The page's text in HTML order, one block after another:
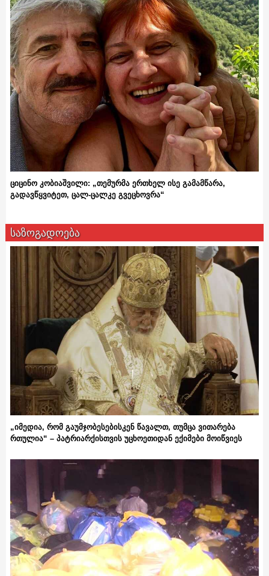
ციცინო კობიაშვილი: „თემურმა ერთხელ ისე გამამწარა,
გადავწყვიტეთ, ცალ-ცალკე გვეცხოვრა“
საზოგადოება
„იმედია, რომ გაუმჯობესებისკენ წავალთ, თუმცა ვითარება
რთულია“ – პატრიარქისთვის უცხოეთიდან ექიმები მოიწვიეს